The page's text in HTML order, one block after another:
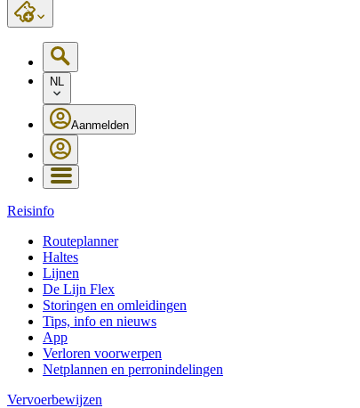
NL
Aanmelden
Reisinfo
Routeplanner
Haltes
Lijnen
De Lijn Flex
Storingen en omleidingen
Tips, info en nieuws
App
Verloren voorwerpen
Netplannen en perronindelingen
Vervoerbewijzen